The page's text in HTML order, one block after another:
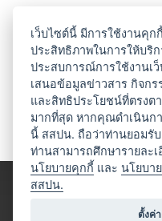
เว็บไซต์นี้ มีการใช้งานคุก
ประสิทธิภาพในการให้บริ
ประสบการณ์การใช้งานเ
เสนอข้อมูลข่าวสาร กิจก
และสิทธิประโยชน์ที่ตรง
มากที่สุด หากคุณดำเนินก
นี้ สสปน. ถือว่าท่านยอมรั
ท่านสามารถศึกษารายละเ
นโยบายคุกกี้ และนโยบา
สสปน.
ตั้งค่า